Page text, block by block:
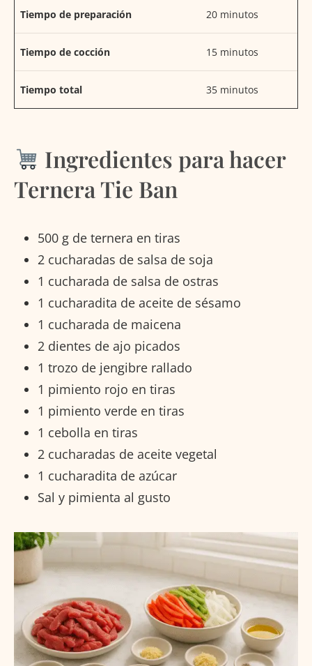
Tiempo de preparación 20 minutos
Tiempo de cocción 15 minutos
Tiempo total 35 minutos
Ingredientes para hacer
Ternera Tie Ban
500 g de ternera en tiras
2 cucharadas de salsa de soja
1 cucharada de salsa de ostras
1 cucharadita de aceite de sésamo
1 cucharada de maicena
2 dientes de ajo picados
1 trozo de jengibre rallado
1 pimiento rojo en tiras
1 pimiento verde en tiras
1 cebolla en tiras
2 cucharadas de aceite vegetal
1 cucharadita de azúcar
Sal y pimienta al gusto